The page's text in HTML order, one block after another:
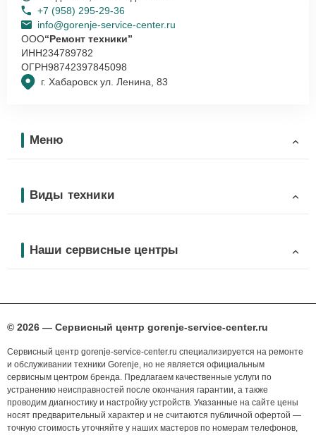
г. Хабаровск ул. Ленина, 83
+7 (958) 295-29-36
info@gorenje-service-center.ru
ООО“Ремонт техники”
ИНН234789782
ОГРН98742397845098
Меню
Виды техники
Наши сервисные центры
© 2026 — Сервисный центр gorenje-service-center.ru
Сервисный центр gorenje-service-center.ru специализируется на ремонте
и обслуживании техники Gorenje, но не является официальным
сервисным центром бренда. Предлагаем качественные услуги по
устранению неисправностей после окончания гарантии, а также
проводим диагностику и настройку устройств. Указанные на сайте цены
носят предварительный характер и не считаются публичной офертой —
точную стоимость уточняйте у наших мастеров по номерам телефонов,